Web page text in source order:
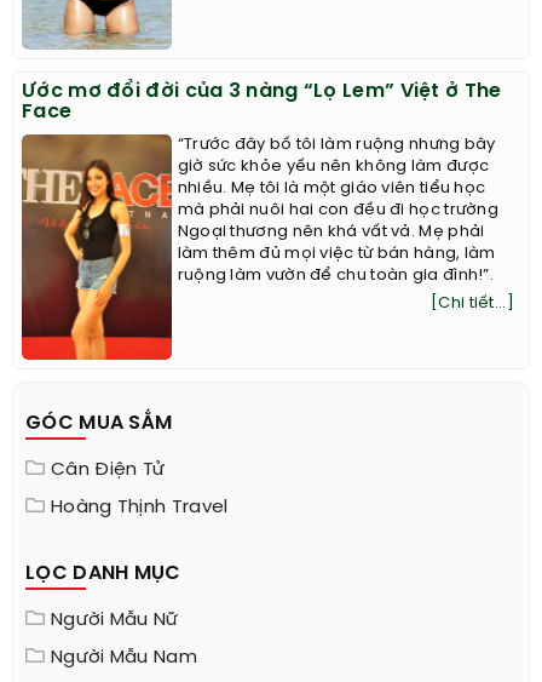
Ước mơ đổi đời của 3 nàng “Lọ Lem” Việt ở The
Face
“Trước đây bố tôi làm ruộng nhưng bây
giờ sức khỏe yếu nên không làm được
nhiều. Mẹ tôi là một giáo viên tiểu học
mà phải nuôi hai con đều đi học trường
Ngoại thương nên khá vất vả. Mẹ phải
làm thêm đủ mọi việc từ bán hàng, làm
ruộng làm vườn để chu toàn gia đình!”.
[Chi tiết...]
GÓC MUA SẮM
Cân Điện Tử
Hoàng Thịnh Travel
LỌC DANH MỤC
Người Mẫu Nữ
Người Mẫu Nam